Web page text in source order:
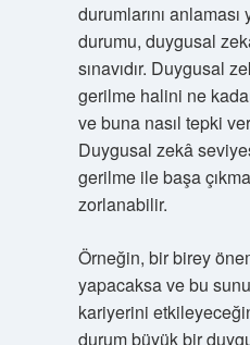
durumlarını
durumu, duygusal
sınavıdır. Duygusal
gerilme halini ne
ve buna nasıl tepki
Duygusal zekâ
gerilme ile başa
zorlanabilir.
Örneğin, bir birey
yapacaksa ve bu
kariyerini
durum büyük bir